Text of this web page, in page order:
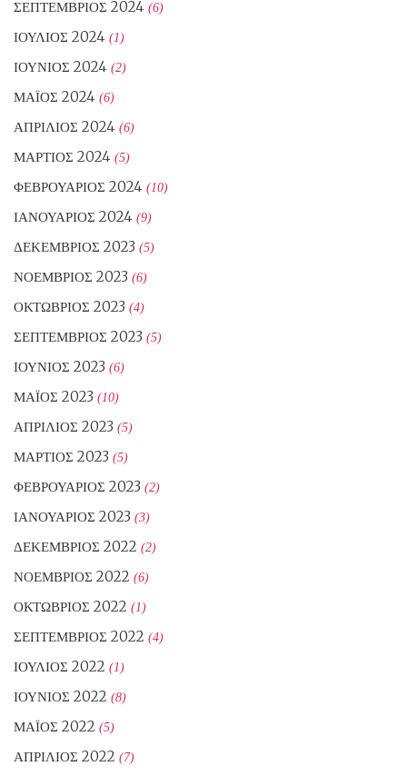
ΣΕΠΤΈΜΒΡΙΟΣ 2024 (6)
ΙΟΎΛΙΟΣ 2024 (1)
ΙΟΎΝΙΟΣ 2024 (2)
ΜΆΙΟΣ 2024 (6)
ΑΠΡΊΛΙΟΣ 2024 (6)
ΜΆΡΤΙΟΣ 2024 (5)
ΦΕΒΡΟΥΆΡΙΟΣ 2024 (10)
ΙΑΝΟΥΆΡΙΟΣ 2024 (9)
ΔΕΚΈΜΒΡΙΟΣ 2023 (5)
ΝΟΈΜΒΡΙΟΣ 2023 (6)
ΟΚΤΏΒΡΙΟΣ 2023 (4)
ΣΕΠΤΈΜΒΡΙΟΣ 2023 (5)
ΙΟΎΝΙΟΣ 2023 (6)
ΜΆΙΟΣ 2023 (10)
ΑΠΡΊΛΙΟΣ 2023 (5)
ΜΆΡΤΙΟΣ 2023 (5)
ΦΕΒΡΟΥΆΡΙΟΣ 2023 (2)
ΙΑΝΟΥΆΡΙΟΣ 2023 (3)
ΔΕΚΈΜΒΡΙΟΣ 2022 (2)
ΝΟΈΜΒΡΙΟΣ 2022 (6)
ΟΚΤΏΒΡΙΟΣ 2022 (1)
ΣΕΠΤΈΜΒΡΙΟΣ 2022 (4)
ΙΟΎΛΙΟΣ 2022 (1)
ΙΟΎΝΙΟΣ 2022 (8)
ΜΆΙΟΣ 2022 (5)
ΑΠΡΊΛΙΟΣ 2022 (7)